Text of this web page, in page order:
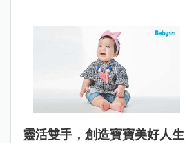
靈活雙手，創造寶寶美好人生